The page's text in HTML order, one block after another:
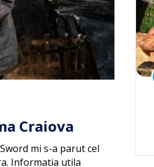
Craiova
mi s-a parut cel
Informatia utila